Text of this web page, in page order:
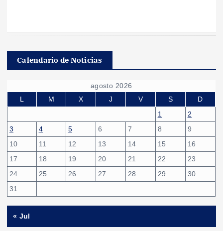
Calendario de Noticias
agosto 2026
L
M X J V S
D
1
2
3
4 5 6 7 8
9
10
11 12 13 14 15
16
17
18 19 20 21 22
23
24
25 26 27 28 29
30
31
« Jul